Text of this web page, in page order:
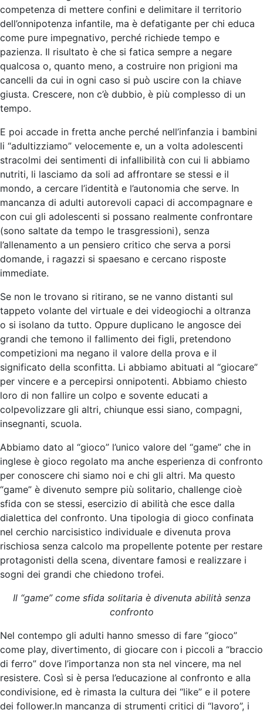
competenza di mettere confini e delimitare il territorio
dell’onnipotenza infantile, ma è defatigante per chi educa
come pure impegnativo, perché richiede tempo e
pazienza. Il risultato è che si fatica sempre a negare
qualcosa o, quanto meno, a costruire non prigioni ma
cancelli da cui in ogni caso si può uscire con la chiave
giusta. Crescere, non c’è dubbio, è più complesso di un
tempo.
E poi accade in fretta anche perché nell’infanzia i bambini
li “adultizziamo” velocemente e, un a volta adolescenti
stracolmi dei sentimenti di infallibilità con cui li abbiamo
nutriti, li lasciamo da soli ad affrontare se stessi e il
mondo, a cercare l’identità e l’autonomia che serve. In
mancanza di adulti autorevoli capaci di accompagnare e
con cui gli adolescenti si possano realmente confrontare
(sono saltate da tempo le trasgressioni), senza
l’allenamento a un pensiero critico che serva a porsi
domande, i ragazzi si spaesano e cercano risposte
immediate.
Se non le trovano si ritirano, se ne vanno distanti sul
tappeto volante del virtuale e dei videogiochi a oltranza
o si isolano da tutto. Oppure duplicano le angosce dei
grandi che temono il fallimento dei figli, pretendono
competizioni ma negano il valore della prova e il
significato della sconfitta. Li abbiamo abituati al “giocare”
per vincere e a percepirsi onnipotenti. Abbiamo chiesto
loro di non fallire un colpo e sovente educati a
colpevolizzare gli altri, chiunque essi siano, compagni,
insegnanti, scuola.
Abbiamo dato al “gioco” l’unico valore del “game” che in
inglese è gioco regolato ma anche esperienza di confronto
per conoscere chi siamo noi e chi gli altri. Ma questo
“game” è divenuto sempre più solitario, challenge cioè
sfida con se stessi, esercizio di abilità che esce dalla
dialettica del confronto. Una tipologia di gioco confinata
nel cerchio narcisistico individuale e divenuta prova
rischiosa senza calcolo ma propellente potente per restare
protagonisti della scena, diventare famosi e realizzare i
sogni dei grandi che chiedono trofei.
Il “game” come sfida solitaria è divenuta abilità senza
confronto
Nel contempo gli adulti hanno smesso di fare “gioco”
come play, divertimento, di giocare con i piccoli a “braccio
di ferro” dove l’importanza non sta nel vincere, ma nel
resistere. Così si è persa l’educazione al confronto e alla
condivisione, ed è rimasta la cultura dei “like” e il potere
dei follower.In mancanza di strumenti critici di “lavoro”, i